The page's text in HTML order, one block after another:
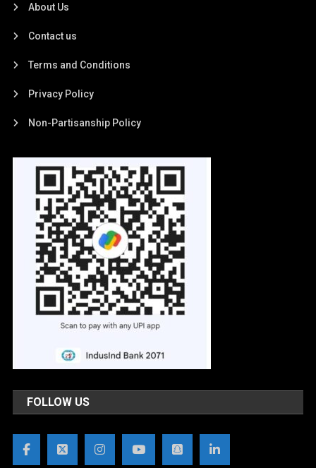
About Us
Contact us
Terms and Conditions
Privacy Policy
Non-Partisanship Policy
FOLLOW US